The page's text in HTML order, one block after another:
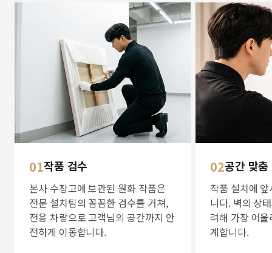
01작품 검수
본사 수장고에 보관된 원화 작품은
전문 설치팀의 꼼꼼한 검수를 거쳐,
전용 차량으로 고객님의 공간까지 안
전하게 이동합니다.
02공간 맞
작품 설치에
니다. 벽의 상
려해 가장 어
계합니다.